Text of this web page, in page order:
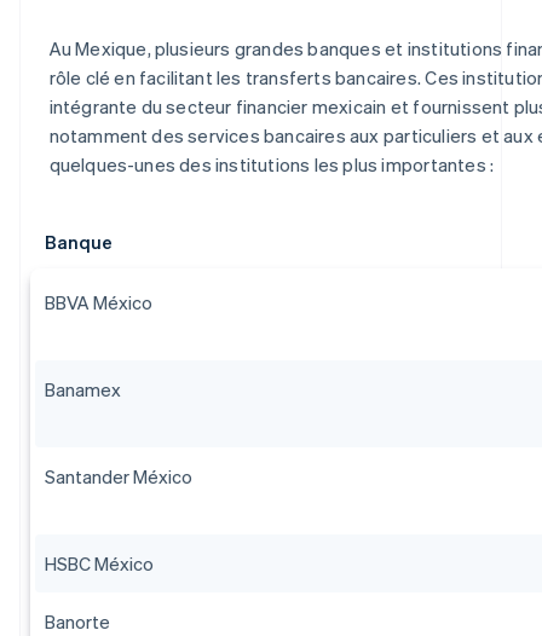
Au Mexique, plusieurs grandes banques et institutions
rôle clé en facilitant les transferts bancaires. Ces
intégrante du secteur financier mexicain et fournissent
notamment des services bancaires aux particuliers et aux
quelques-unes des institutions les plus importantes :
Banque
BBVA México
Banamex
Santander México
HSBC México
Banorte